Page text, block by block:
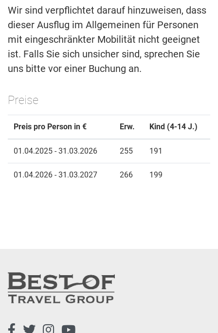
Wir sind verpflichtet darauf hinzuweisen, dass
dieser Ausflug im Allgemeinen für Personen
mit eingeschränkter Mobilität nicht geeignet
ist. Falls Sie sich unsicher sind, sprechen Sie
uns bitte vor einer Buchung an.
Preise
Preis pro Person in € Erw. Kind (4-14 J.)
01.04.2025 - 31.03.2026 255 191
01.04.2026 - 31.03.2027 266 199